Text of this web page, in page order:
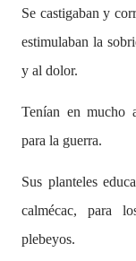
Se castigaban y
estimulaban la
y al dolor.
Tenían en mucho
para la guerra.
Sus planteles
calmécac, para
plebeyos.